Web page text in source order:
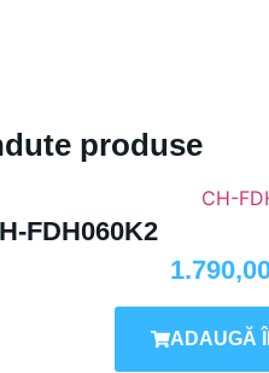
produse
FDH060K2
ADAUGĂ